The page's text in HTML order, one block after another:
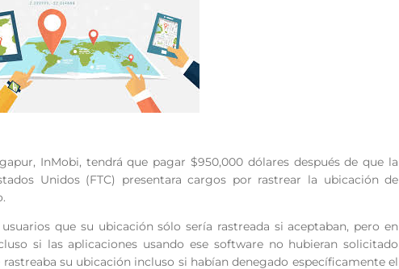
InMobi, tendrá que pagar $950,000 dólares después de que la
Unidos (FTC) presentara cargos por rastrear la ubicación de
que su ubicación sólo sería rastreada si aceptaban, pero en
si las aplicaciones usando ese software no hubieran solicitado
su ubicación incluso si habían denegado específicamente el